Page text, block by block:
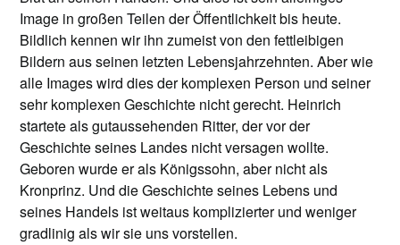
Image in großen Teilen der Öffentlichkeit bis heute.
Bildlich kennen wir ihn zumeist von den fettleibigen
Bildern aus seinen letzten Lebensjahrzehnten. Aber wie
alle Images wird dies der komplexen Person und seiner
sehr komplexen Geschichte nicht gerecht. Heinrich
startete als gutaussehenden Ritter, der vor der
Geschichte seines Landes nicht versagen wollte.
Geboren wurde er als Königssohn, aber nicht als
Kronprinz. Und die Geschichte seines Lebens und
seines Handels ist weitaus komplizierter und weniger
gradlinig als wir sie uns vorstellen.